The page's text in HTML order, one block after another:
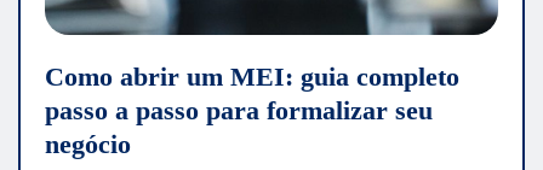
Como abrir um MEI: guia completo
passo a passo para formalizar seu
negócio